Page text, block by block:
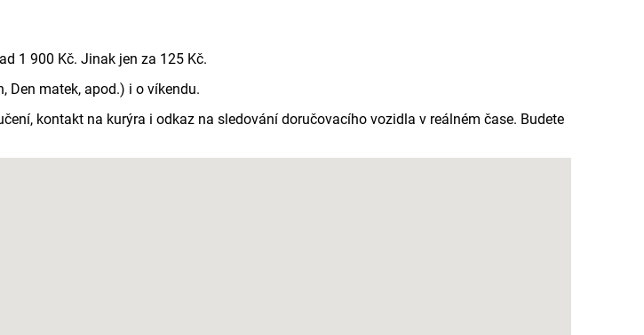
1 900 Kč. Jinak jen za 125 Kč.
Den matek, apod.) i o víkendu.
kontakt na kurýra i odkaz na sledování doručovacího vozidla v reálném čase. Budete